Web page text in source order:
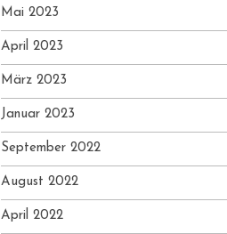
Mai 2023
April 2023
März 2023
Januar 2023
September 2022
August 2022
April 2022